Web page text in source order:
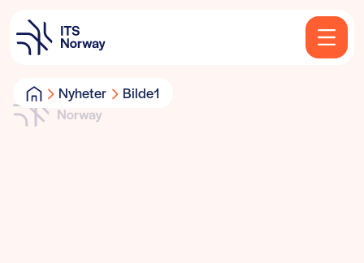
Nyheter Bilde1